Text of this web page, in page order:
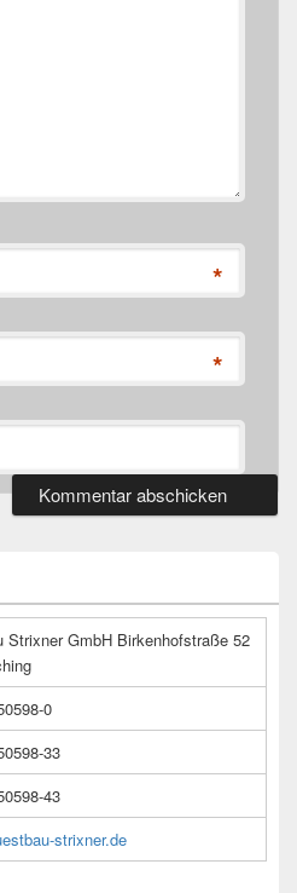
*
*
Strixner GmbH Birkenhofstraße 52
0
33
43
strixner.de